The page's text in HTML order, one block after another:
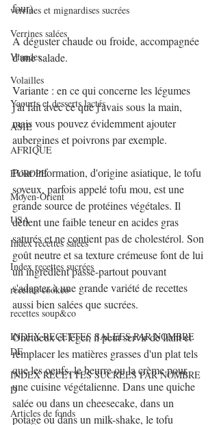
verrines et mignardises sucrées
Verrines salées
Viandes
Volailles
Yaourts et desserts lactés
ASIE
AFRIQUE
EUROPE
Moyen-Orient
USA
Index recettes salées
Index recettes sucrées
recettes cookeo
recettes soup&co
INDEX RECETTES SALEES PAR NOMBRE
DE
INDEX RECETTES SUCREES PAR NOMBRE
D
Articles de fonds
four).
A déguster chaude ou froide, accompagnée
d'une salade.
Variante : en ce qui concerne les légumes
j'ai fait avec ce que j'avais sous la main,
mais vous pouvez évidemment ajouter
aubergines et poivrons par exemple.
Pour information, d'origine asiatique, le tofu
soyeux, parfois appelé tofu mou, est une
grande source de protéines végétales. Il
détient une faible teneur en acides gras
saturés et ne contient pas de cholestérol. Son
goût neutre et sa texture crémeuse font de lui
un ingrédient passe-partout pouvant
s'adapter à une grande variété de recettes
aussi bien salées que sucrées.
Onctueux et léger, il peut servir de liant et
remplacer les matières grasses d'un plat tels
que les oeufs, le beurre ou la crème pour
une cuisine végétalienne. Dans une quiche
salée ou dans un cheesecake, dans un
potage ou dans un milk-shake, le tofu